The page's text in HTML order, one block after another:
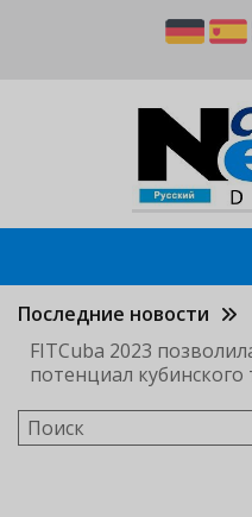
Последние новости
FITCuba 2023
потенциал кубинского
Поиск